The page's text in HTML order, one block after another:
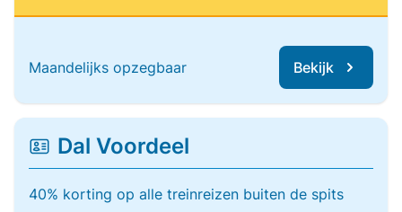
Maandelijks opzegbaar Bekijk
Dal Voordeel
40% korting op alle treinreizen buiten de spits